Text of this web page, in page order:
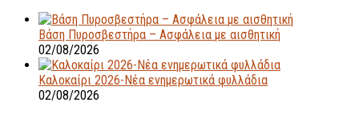
Βάση Πυροσβεστήρα – Ασφάλεια με αισθητική
02/08/2026
Καλοκαίρι 2026-Νέα ενημερωτικά φυλλάδια
02/08/2026